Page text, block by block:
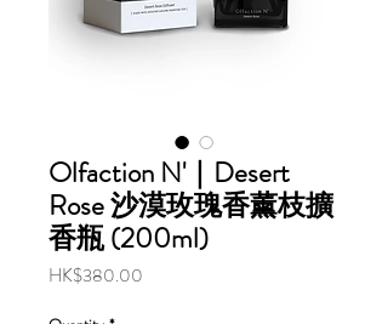
Olfaction N'｜Desert
Rose 沙漠玫瑰香薰枝擴
香瓶 (200ml)
HK$380.00